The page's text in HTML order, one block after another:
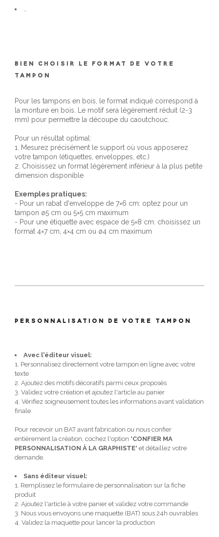
BIEN CHOISIR LE FORMAT DE VOTRE
TAMPON
Pour les tampons en bois, le format indiqué correspond à
la monture en bois. Le motif sera légèrement réduit (2-3
mm) pour permettre la découpe du caoutchouc.
Pour un résultat optimal:
1. Mesurez précisément le support où vous apposerez
votre tampon (étiquettes, enveloppes, etc.)
2. Choisissez un format légèrement inférieur à la plus petite
dimension disponible
Exemples pratiques:
- Pour un rabat d'enveloppe de 7×6 cm: optez pour un
tampon ø5 cm ou 5×5 cm maximum
- Pour une étiquette avec espace de 5×8 cm: choisissez un
format 4×7 cm, 4×4 cm ou ø4 cm maximum
PERSONNALISATION DE VOTRE TAMPON
Avec l'éditeur visuel:
1. Personnalisez directement votre tampon en ligne avec votre
texte
2. Ajoutez des motifs décoratifs parmi ceux proposés
3. Validez votre création et ajoutez l'article au panier
4. Vérifiez soigneusement toutes les informations avant validation
finale
Pour recevoir un BAT avant fabrication ou nous confier
entièrement la création, cochez l'option "CONFIER MA
PERSONNALISATION À LA GRAPHISTE" et détaillez votre
demande.
Sans éditeur visuel:
1. Remplissez le formulaire de personnalisation sur la fiche
produit
2. Ajoutez l'article à votre panier et validez votre commande
3. Nous vous envoyons une maquette (BAT) sous 24h ouvrables
4. Validez la maquette pour lancer la production